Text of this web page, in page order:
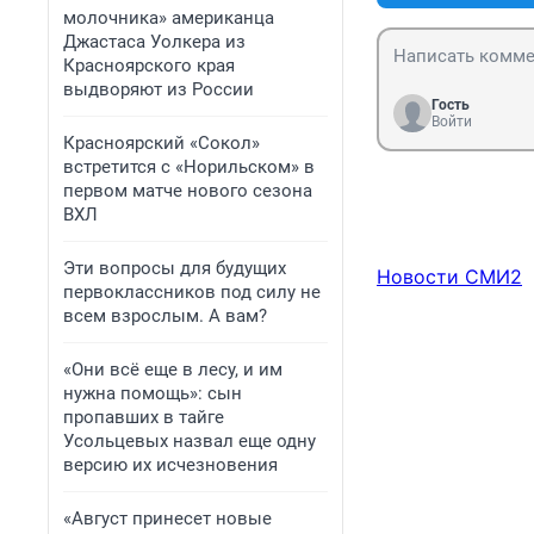
молочника» американца
Джастаса Уолкера из
Красноярского края
выдворяют из России
Красноярский «Сокол»
встретится с «Норильском» в
первом матче нового сезона
ВХЛ
Эти вопросы для будущих
первоклассников под силу не
всем взрослым. А вам?
«Они всё еще в лесу, и им
нужна помощь»: сын
пропавших в тайге
Усольцевых назвал еще одну
версию их исчезновения
«Август принесет новые
Гость
Войти
Новости СМИ2